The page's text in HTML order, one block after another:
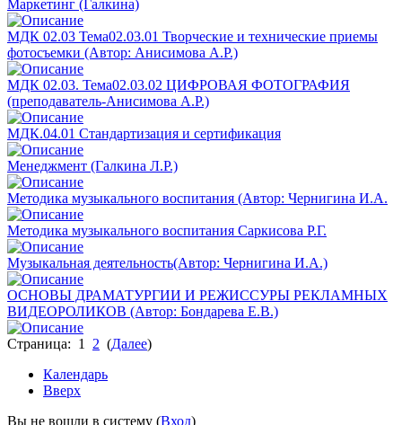
Маркетинг (Галкина)
МДК 02.03 Тема02.03.01 Творческие и технические приемы
фотосъемки (Автор: Анисимова А.Р.)
МДК 02.03. Тема02.03.02 ЦИФРОВАЯ ФОТОГРАФИЯ
(преподаватель-Анисимова А.Р.)
МДК.04.01 Стандартизация и сертификация
Менеджмент (Галкина Л.Р.)
Методика музыкального воспитания (Автор: Чернигина И.А.
Методика музыкального воспитания Саркисова Р.Г.
Музыкальная деятельность(Автор: Чернигина И.А.)
ОСНОВЫ ДРАМАТУРГИИ И РЕЖИССУРЫ РЕКЛАМНЫХ
ВИДЕОРОЛИКОВ (Автор: Бондарева Е.В.)
Страница: 1 2 (Далее)
Календарь
Вверх
Вы не вошли в систему (Вход)